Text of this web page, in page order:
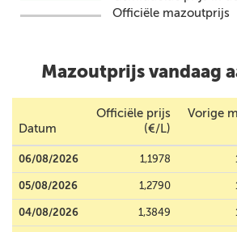
Officiële mazoutprijs
Mazoutprijs vandaag
Datum
Officiële prijs
(€/L)
Vorige
06/08/2026 1,1978
05/08/2026 1,2790
04/08/2026 1,3849